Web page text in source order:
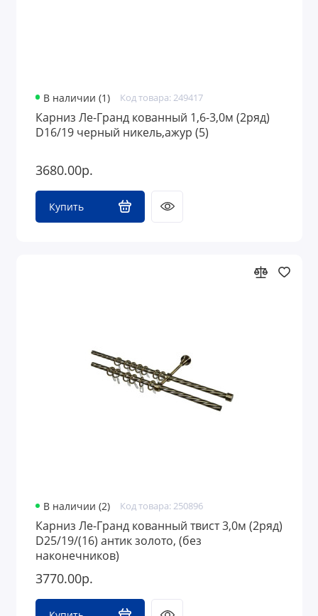
В наличии (1) Код товара: 249417
Карниз Ле-Гранд кованный 1,6-3,0м (2ряд)
D16/19 черный никель,ажур (5)
3680.00р.
Купить
В наличии (2) Код товара: 250896
Карниз Ле-Гранд кованный твист 3,0м (2ряд)
D25/19/(16) антик золото, (без
наконечников)
3770.00р.